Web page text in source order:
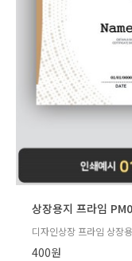
상장용지 프라임
디자인상장 프라임 상장
400원